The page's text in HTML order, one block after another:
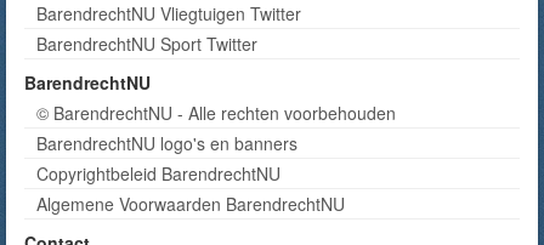
BarendrechtNU Vliegtuigen Twitter
BarendrechtNU Sport Twitter
BarendrechtNU
© BarendrechtNU - Alle rechten voorbehouden
BarendrechtNU logo's en banners
Copyrightbeleid BarendrechtNU
Algemene Voorwaarden BarendrechtNU